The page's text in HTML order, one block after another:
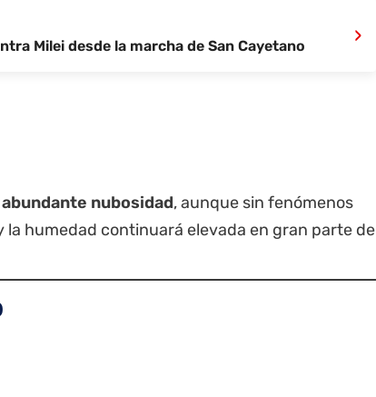
Milei desde la marcha de San Cayetano ›
abundante nubosidad, aunque sin fenómenos
la humedad continuará elevada en gran parte de